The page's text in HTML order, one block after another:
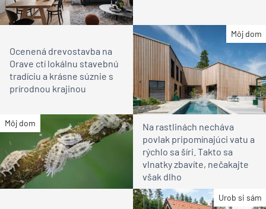
Môj dom
Ocenená drevostavba na
Orave ctí lokálnu stavebnú
tradíciu a krásne súznie s
prírodnou krajinou
Môj dom
Na rastlinách necháva
povlak pripomínajúci vatu a
rýchlo sa šíri. Takto sa
vlnatky zbavíte, nečakajte
však dlho
Urob si sám